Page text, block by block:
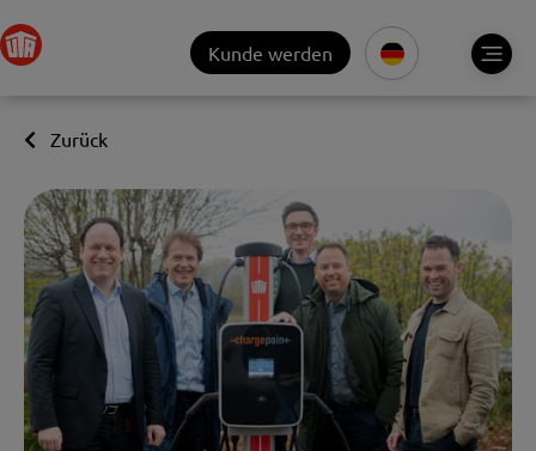
Kunde werden
Zurück